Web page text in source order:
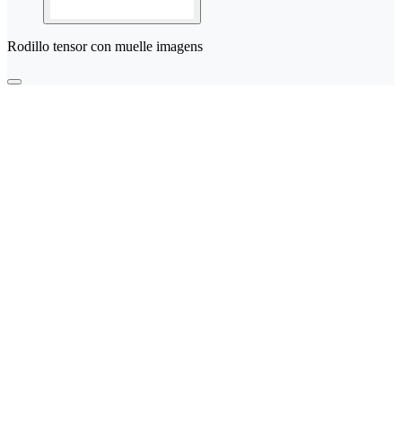
Rodillo tensor con muelle imagens